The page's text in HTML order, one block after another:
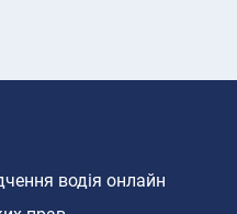
водія онлайн